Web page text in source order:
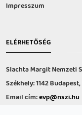
Impresszum
ELÉRHETŐSÉG
Slachta Margit Nemzeti
Székhely: 1142
Email cím:evp@nszi.hu